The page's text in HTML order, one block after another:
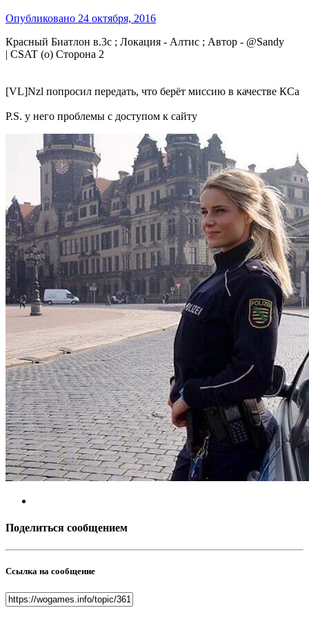
Опубликовано 24 октября, 2016
Красный Биатлон в.3c ; Локация - Алтис ; Автор - @Sandy
| CSAT (о) Сторона 2
[VL]Nzl попросил передать, что берёт миссию в качестве КСа
P.S. у него проблемы с доступом к сайту
Поделиться сообщением
Ссылка на сообщение